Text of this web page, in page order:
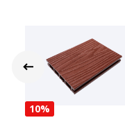
10%